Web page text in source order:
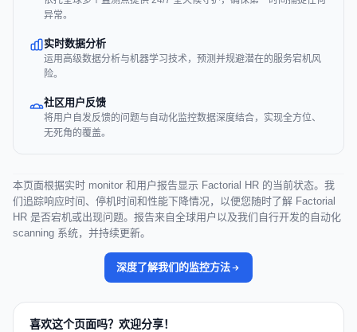
异常。
实时数据分析
运用高级数据分析与机器学习技术，预测并规避潜在的服务宕机风
险。
社区用户反馈
将用户自发反馈的问题与自动化监控数据深度结合，实现全方位、
无死角的覆盖。
本页面根据实时 monitor 和用户报告显示 Factorial HR 的当前状态。我
们追踪响应时间、停机时间和性能下降情况，以便您随时了解 Factorial
HR 是否宕机或出现问题。报告来自全球用户以及我们自行开发的自动化
scanning 系统，并持续更新。
深度了解我们的监控方法
喜欢这个页面吗？欢迎分享！